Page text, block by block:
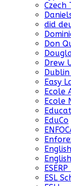
Czech
did
Don
Drew
Easy
Ecole
Ecole
EduCo
ESL